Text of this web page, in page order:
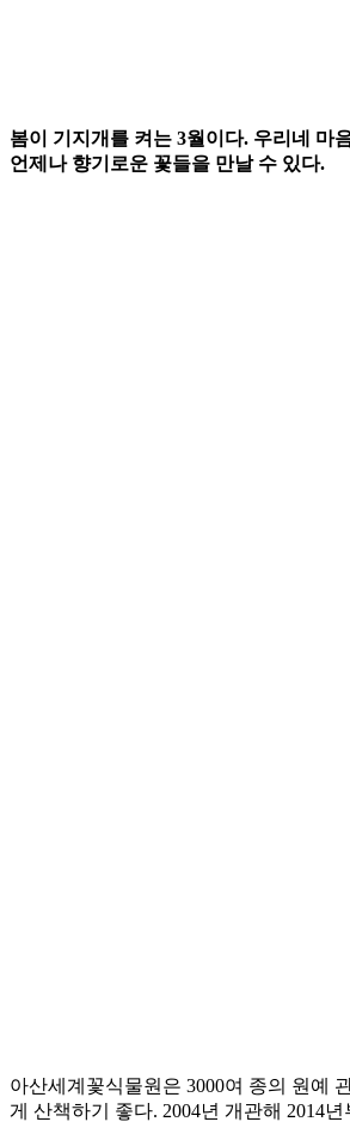
봄이 기지개를 켜는 3월이다. 우리네 마
언제나 향기로운 꽃들을 만날 수 있다.
아산세계꽃식물원은 3000여 종의 원예
게 산책하기 좋다. 2004년 개관해 2014